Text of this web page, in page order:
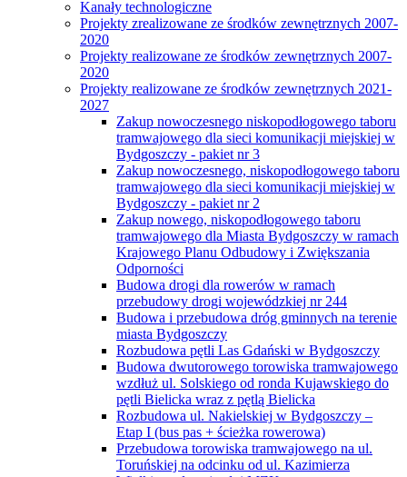
Kanały technologiczne
Projekty zrealizowane ze środków zewnętrznych 2007-
2020
Projekty realizowane ze środków zewnętrznych 2007-
2020
Projekty realizowane ze środków zewnętrznych 2021-
2027
Zakup nowoczesnego niskopodłogowego taboru
tramwajowego dla sieci komunikacji miejskiej w
Bydgoszczy - pakiet nr 3
Zakup nowoczesnego, niskopodłogowego taboru
tramwajowego dla sieci komunikacji miejskiej w
Bydgoszczy - pakiet nr 2
Zakup nowego, niskopodłogowego taboru
tramwajowego dla Miasta Bydgoszczy w ramach
Krajowego Planu Odbudowy i Zwiększania
Odporności
Budowa drogi dla rowerów w ramach
przebudowy drogi wojewódzkiej nr 244
Budowa i przebudowa dróg gminnych na terenie
miasta Bydgoszczy
Rozbudowa pętli Las Gdański w Bydgoszczy
Budowa dwutorowego torowiska tramwajowego
wzdłuż ul. Solskiego od ronda Kujawskiego do
pętli Bielicka wraz z pętlą Bielicka
Rozbudowa ul. Nakielskiej w Bydgoszczy –
Etap I (bus pas + ścieżka rowerowa)
Przebudowa torowiska tramwajowego na ul.
Toruńskiej na odcinku od ul. Kazimierza